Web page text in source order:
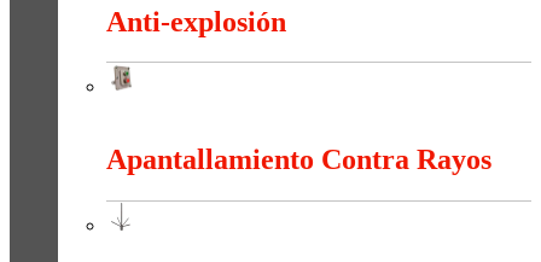
Anti-explosión
Apantallamiento Contra Rayos